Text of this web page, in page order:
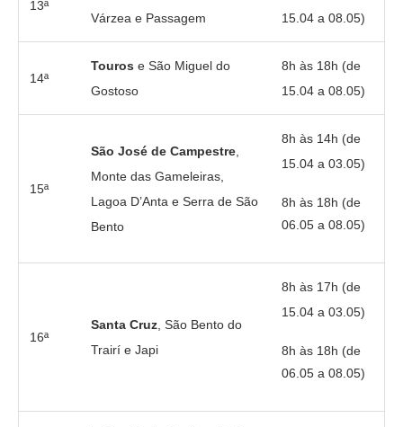
13ª
Várzea e Passagem
15.04 a 08.05)
14ª
Touros e São Miguel do
Gostoso
8h às 18h (de
15.04 a 08.05)
15ª
São José de Campestre,
Monte das Gameleiras,
Lagoa D’Anta e Serra de São
Bento
8h às 14h (de
15.04 a 03.05)
8h às 18h (de
06.05 a 08.05)
16ª
Santa Cruz, São Bento do
Trairí e Japi
8h às 17h (de
15.04 a 03.05)
8h às 18h (de
06.05 a 08.05)